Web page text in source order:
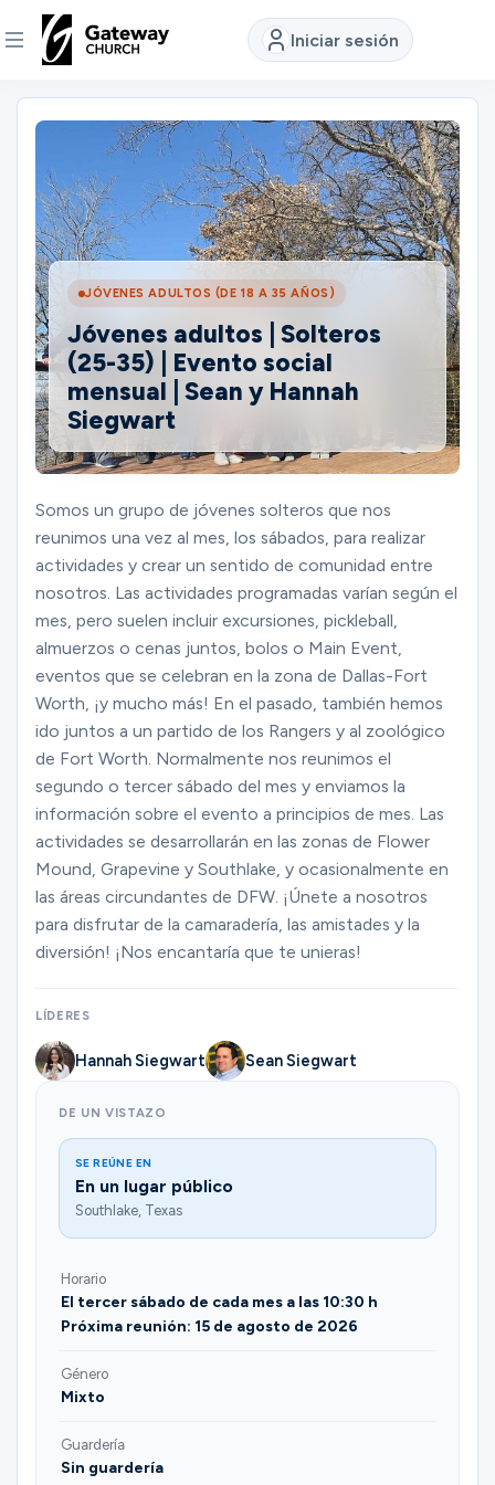
Iniciar sesión
DESCUBRE
Quiénes
somos
Ver
Ubicaciones
Conectar
Ministerios
Grupos
Dar
Español
JÓVENES ADULTOS (DE 18 A 35 AÑOS)
Jóvenes adultos | Solteros
(25-35) | Evento social
mensual | Sean y Hannah
Siegwart
Somos un grupo de jóvenes solteros que nos
reunimos una vez al mes, los sábados, para realizar
actividades y crear un sentido de comunidad entre
nosotros. Las actividades programadas varían según el
mes, pero suelen incluir excursiones, pickleball,
almuerzos o cenas juntos, bolos o Main Event,
eventos que se celebran en la zona de Dallas-Fort
Worth, ¡y mucho más! En el pasado, también hemos
ido juntos a un partido de los Rangers y al zoológico
de Fort Worth. Normalmente nos reunimos el
segundo o tercer sábado del mes y enviamos la
información sobre el evento a principios de mes. Las
actividades se desarrollarán en las zonas de Flower
Mound, Grapevine y Southlake, y ocasionalmente en
las áreas circundantes de DFW. ¡Únete a nosotros
para disfrutar de la camaradería, las amistades y la
diversión! ¡Nos encantaría que te unieras!
LÍDERES
Hannah Siegwart Sean Siegwart
DE UN VISTAZO
SE REÚNE EN
En un lugar público
Southlake, Texas
Horario
El tercer sábado de cada mes a las 10:30 h
Próxima reunión: 15 de agosto de 2026
Género
Mixto
Guardería
Sin guardería